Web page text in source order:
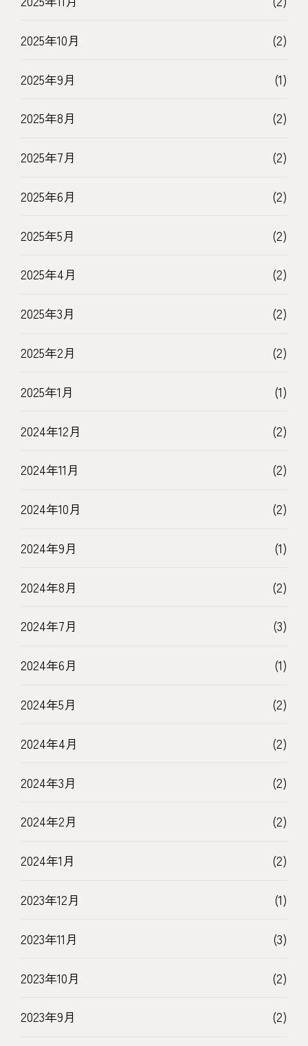
2025年10月 (2)
2025年9月 (1)
2025年8月 (2)
2025年7月 (2)
2025年6月 (2)
2025年5月 (2)
2025年4月 (2)
2025年3月 (2)
2025年2月 (2)
2025年1月 (1)
2024年12月 (2)
2024年11月 (2)
2024年10月 (2)
2024年9月 (1)
2024年8月 (2)
2024年7月 (3)
2024年6月 (1)
2024年5月 (2)
2024年4月 (2)
2024年3月 (2)
2024年2月 (2)
2024年1月 (2)
2023年12月 (1)
2023年11月 (3)
2023年10月 (2)
2023年9月 (2)